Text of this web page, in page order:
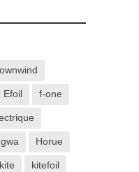
Efoil f-one
gwa Horue
kite kitefoil